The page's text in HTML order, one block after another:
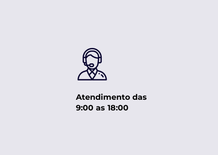
Atendimento das
9:00 as 18:00